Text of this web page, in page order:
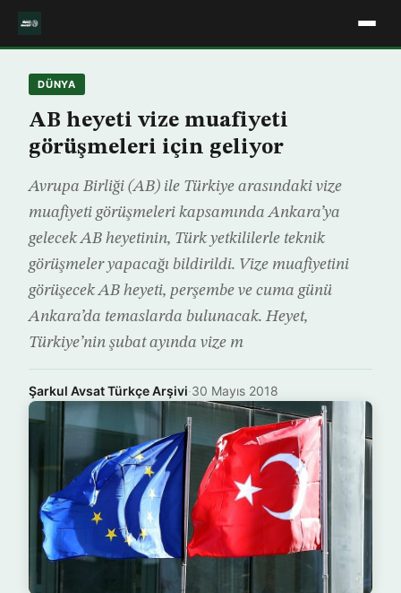
DÜNYA
AB heyeti vize muafiyeti
görüşmeleri için geliyor
Avrupa Birliği (AB) ile Türkiye arasındaki vize
muafiyeti görüşmeleri kapsamında Ankara’ya
gelecek AB heyetinin, Türk yetkililerle teknik
görüşmeler yapacağı bildirildi. Vize muafiyetini
görüşecek AB heyeti, perşembe ve cuma günü
Ankara’da temaslarda bulunacak. Heyet,
Türkiye’nin şubat ayında vize m
Şarkul Avsat Türkçe Arşivi·30 Mayıs 2018